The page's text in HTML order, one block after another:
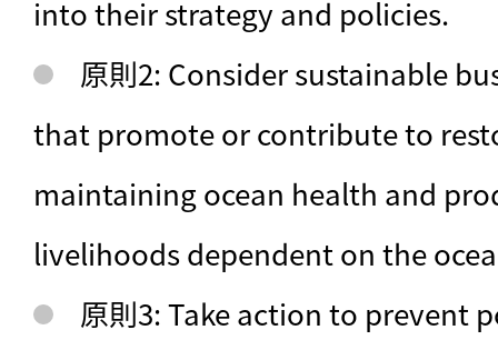
into their strategy and policies.
原則2: Consider sustainable
that promote or contribute to
maintaining ocean health and
livelihoods dependent on the
原則3: Take action to prevent